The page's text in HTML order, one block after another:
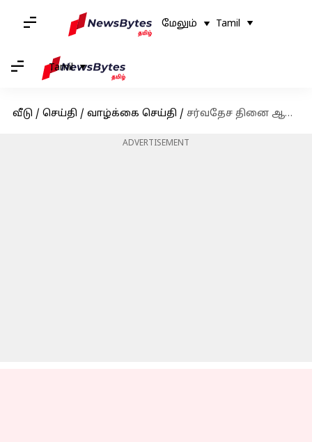
மேலும் Tamil
Tamil
வீடு / செய்தி / வாழ்க்கை செய்தி / சர்வதேச தினை ஆண்டு! 5 வகையான திணைகளை பற்றி தெரிந்து கொள்ளுங்கள்
ADVERTISEMENT